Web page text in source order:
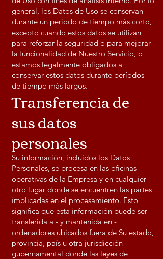
general, los Datos de Uso se conservan
durante un período de tiempo más corto,
excepto cuando estos datos se utilizan
para reforzar la seguridad o para mejorar
la funcionalidad de Nuestro Servicio, o
estamos legalmente obligados a
conservar estos datos durante períodos
de tiempo más largos.
Transferencia de
sus datos
personales
Su información, incluidos los Datos
Personales, se procesa en las oficinas
operativas de la Empresa y en cualquier
otro lugar donde se encuentren las partes
implicadas en el procesamiento. Esto
significa que esta información puede ser
transferida a - y mantenida en -
ordenadores ubicados fuera de Su estado,
provincia, país u otra jurisdicción
gubernamental donde las leyes de